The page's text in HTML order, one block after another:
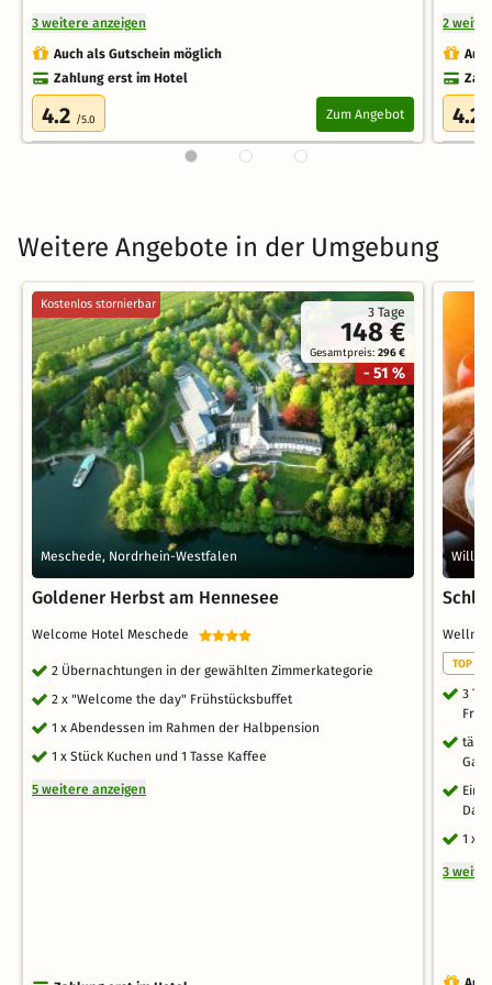
3 weitere anzeigen
Auch als Gutschein möglich
Zahlung erst im Hotel
4.2 /5.0 Zum Angebot
2
4.2
Weitere Angebote in der Umgebung
3 Tage
148 €
Gesamtpreis:296 €
- 51 %
Kostenlos stornierbar
Meschede, Nordrhein-Westfalen
Goldener Herbst am Hennesee
Welcome Hotel Meschede
2 Übernachtungen in der gewählten Zimmerkategorie
2 x "Welcome the day" Frühstücksbuffet
1 x Abendessen im Rahmen der Halbpension
1 x Stück Kuchen und 1 Tasse Kaffee
5 weitere anzeigen
TOP
3
1 x
3